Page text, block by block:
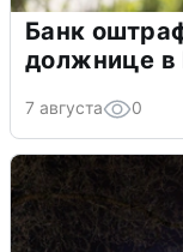
Банк
должнице в
7 августа 0